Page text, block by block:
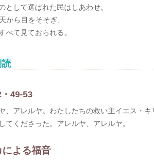
として選ばれた民はしあわせ。
から目をそそぎ、
べて見ておられる。
読
49-53
、アレルヤ。わたしたちの救い主イエス・
てくださった。アレルヤ、アレルヤ。
による福音